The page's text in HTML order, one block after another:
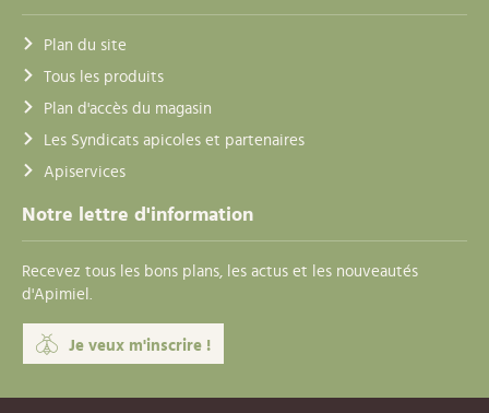
Plan du site
Tous les produits
Plan d'accès du magasin
Les Syndicats apicoles et partenaires
Apiservices
Notre lettre d'information
Recevez tous les bons plans, les actus et les nouveautés
d'Apimiel.
Je veux m'inscrire !